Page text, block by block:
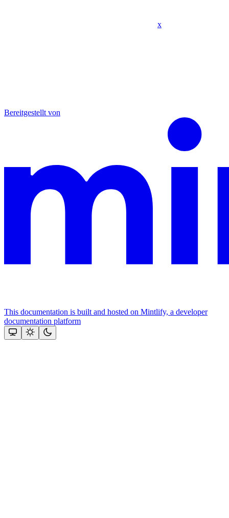
x
Bereitgestellt von
This documentation is built and hosted on Mintlify, a developer
documentation platform